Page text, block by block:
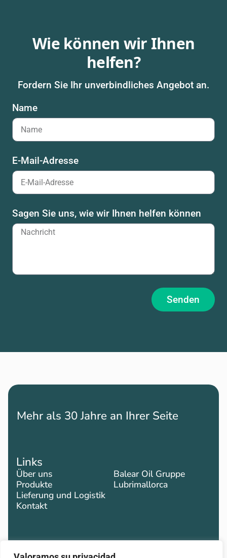
Wie können wir Ihnen
helfen?
Fordern Sie Ihr unverbindliches Angebot an.
Name
E-Mail-Adresse
Sagen Sie uns, wie wir Ihnen helfen können
Senden
Mehr als 30 Jahre an Ihrer Seite
Links
Über uns
Produkte
Lieferung und Logistik
Kontakt
Balear Oil Gruppe
Lubrimallorca
Kontakt